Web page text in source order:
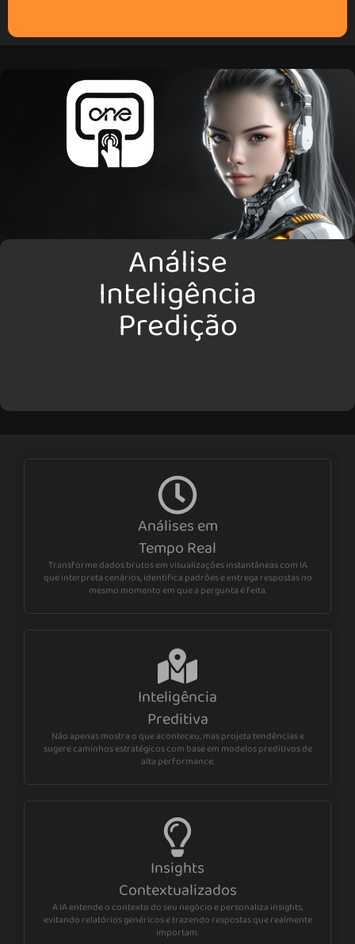
Análise
Inteligência
Predição
Análises em
Tempo Real
Transforme dados brutos em visualizações instantâneas com IA
que interpreta cenários, identifica padrões e entrega respostas no
mesmo momento em que a pergunta é feita.
Inteligência
Preditiva
Não apenas mostra o que aconteceu, mas projeta tendências e
sugere caminhos estratégicos com base em modelos preditivos de
alta performance.
Insights
Contextualizados
A IA entende o contexto do seu negócio e personaliza insights,
evitando relatórios genéricos e trazendo respostas que realmente
importam.